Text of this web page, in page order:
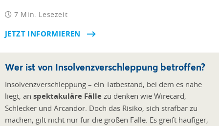
7 Min. Lesezeit
JETZT INFORMIEREN
Wer ist von Insolvenzverschleppung betroffen?
Insolvenzverschleppung – ein Tatbestand, bei dem es nahe
liegt, an spektakuläre Fälle zu denken wie Wirecard,
Schlecker und Arcandor. Doch das Risiko, sich strafbar zu
machen, gilt nicht nur für die großen Fälle. Es greift häufiger,